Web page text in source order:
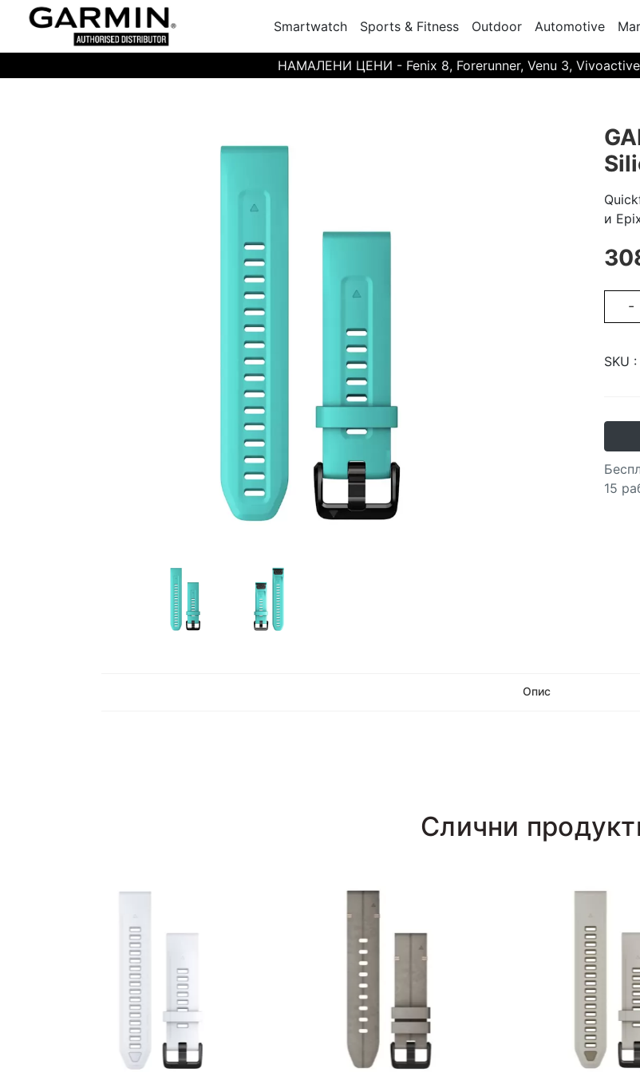
Smartwatch Sports & Fitness Outdoor Automotive
НАМАЛЕНИ ЦЕНИ - Fenix 8, Forerunner, Venu 3,
и
-
SKU :
15
Опис
Слични